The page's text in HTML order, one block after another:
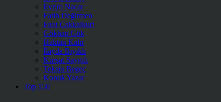
Evrim Nacar
Fatih Değirmen
Fırat Çakkalkurt
Gökhan Gök
Haktan Kalır
İlayda Bıyıklı
Kürşat Saygılı
Teksin Begeç
Konuk Yazar
Top 150